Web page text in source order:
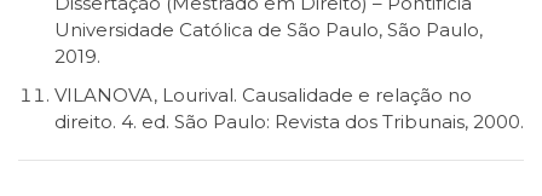
Universidade Católica de São Paulo, São Paulo,
2019.
VILANOVA, Lourival. Causalidade e relação no
direito. 4. ed. São Paulo: Revista dos Tribunais, 2000.